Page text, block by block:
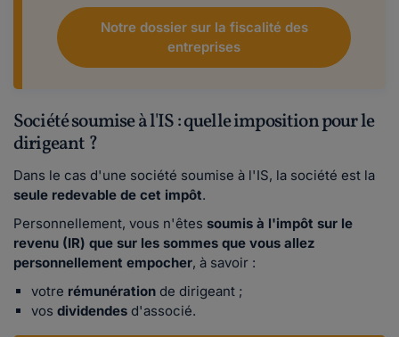
Notre dossier sur la fiscalité des
entreprises
Société soumise à l'IS : quelle imposition pour le
dirigeant ?
Dans le cas d'une société soumise à l'IS, la société est la
seule redevable de cet impôt.
Personnellement, vous n'êtes soumis à l'impôt sur le
revenu (IR) que sur les sommes que vous allez
personnellement empocher, à savoir :
votre rémunération de dirigeant ;
vos dividendes d'associé.